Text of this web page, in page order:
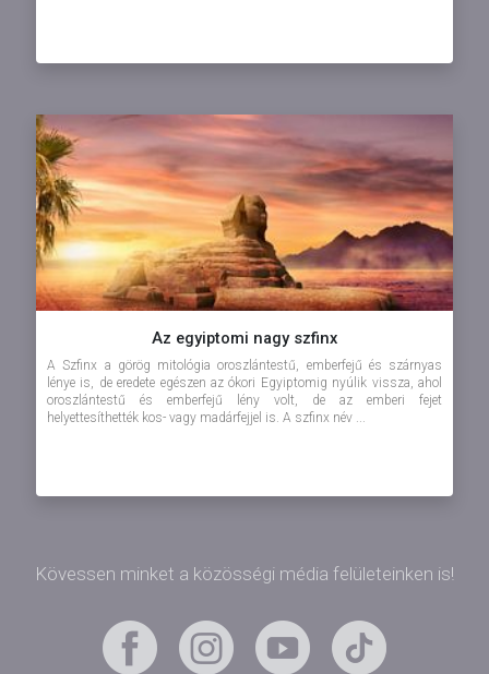
Az egyiptomi nagy szfinx
A Szfinx a görög mitológia oroszlántestű, emberfejű és szárnyas
lénye is, de eredete egészen az ókori Egyiptomig nyúlik vissza, ahol
oroszlántestű és emberfejű lény volt, de az emberi fejet
helyettesíthették kos- vagy madárfejjel is. A szfinx név ...
Kövessen minket a közösségi média felületeinken is!